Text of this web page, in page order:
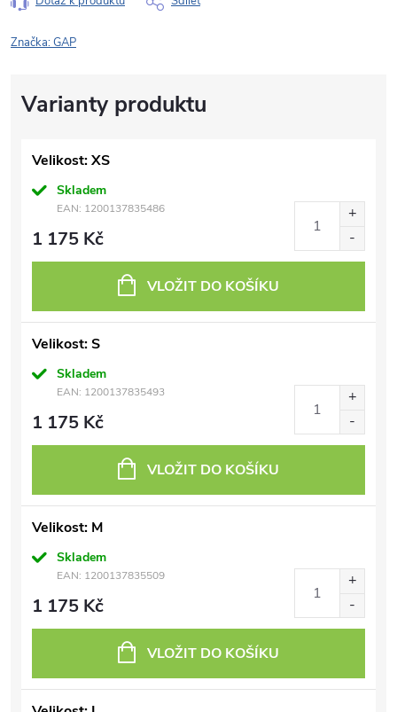
Značka:GAP
Velikost: XS
Skladem
EAN: 1200137835486
1 175 Kč
VLOŽIT DO KOŠÍKU
Velikost: S
Skladem
EAN: 1200137835493
1 175 Kč
VLOŽIT DO KOŠÍKU
Velikost: M
Skladem
EAN: 1200137835509
1 175 Kč
VLOŽIT DO KOŠÍKU